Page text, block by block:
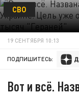
СВО
19 СЕНТЯБРЯ 10:13
ПОДПИШИТЕСЬ:
Вот и всё.